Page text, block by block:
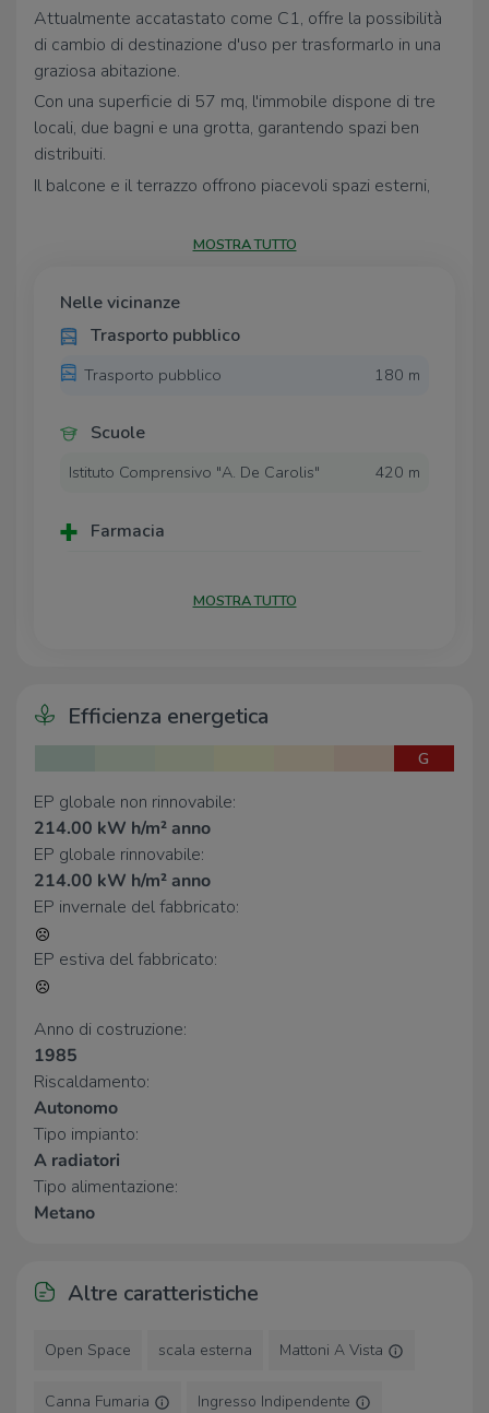
Attualmente accatastato come C1, offre la possibilità
di cambio di destinazione d'uso per trasformarlo in una
graziosa abitazione.
Con una superficie di 57 mq, l'immobile dispone di tre
locali, due bagni e una grotta, garantendo spazi ben
distribuiti.
Il balcone e il terrazzo offrono piacevoli spazi esterni,
La posizione tranquilla e suggestiva, immersa nel
un'opportunità unica per chi desidera vivere in un
contesto ricco di storia e cultura.
Costruito nel 1940, l'immobile conserva il suo carattere
d'epoca, offrendo al contempo la possibilità di
Contattaci al351.7695828
Piazza Garibaldi, 6.
FacebookTecnorete san benedetto centro
agenzia tecnorete san benedetto centro
MOSTRA TUTTO
Nelle vicinanze
Trasporto pubblico
Trasporto pubblico 180 m
Scuole
Istituto Comprensivo "A. De Carolis" 420 m
Farmacia
Negozi
260 m
Bar
Bar London
Ristorante Paesana
Il Grillo
ristorante cavallino
MOSTRA TUTTO
Efficienza energetica
G
EP globale non rinnovabile:
214.00 kW h/m² anno
EP globale rinnovabile:
214.00 kW h/m² anno
EP invernale del fabbricato:
EP estiva del fabbricato:
Anno di costruzione:
1985
Riscaldamento:
Autonomo
Tipo impianto:
A radiatori
Tipo alimentazione:
Metano
Altre caratteristiche
Open Space scala esterna Mattoni A Vista
Canna Fumaria Ingresso Indipendente